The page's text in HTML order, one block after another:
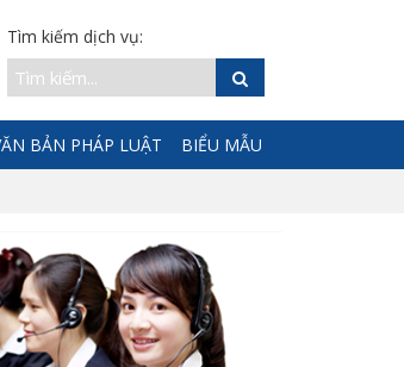
Tìm kiếm dịch vụ:
BẢN PHÁP LUẬT BIỂU MẪU